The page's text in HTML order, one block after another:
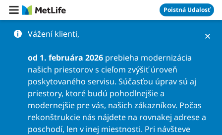
Preskočiť na obsah Poistná Udalosť
Vážení klienti,
od 1. februára 2026 prebieha modernizácia
našich priestorov s cieľom zvýšiť úroveň
poskytovaného servisu. Súčasťou úprav sú aj
priestory, ktoré budú pohodlnejšie a
modernejšie pre vás, našich zákazníkov. Počas
rekonštrukcie nás nájdete na rovnakej adrese a
poschodí, len v inej miestnosti. Pri návšteve